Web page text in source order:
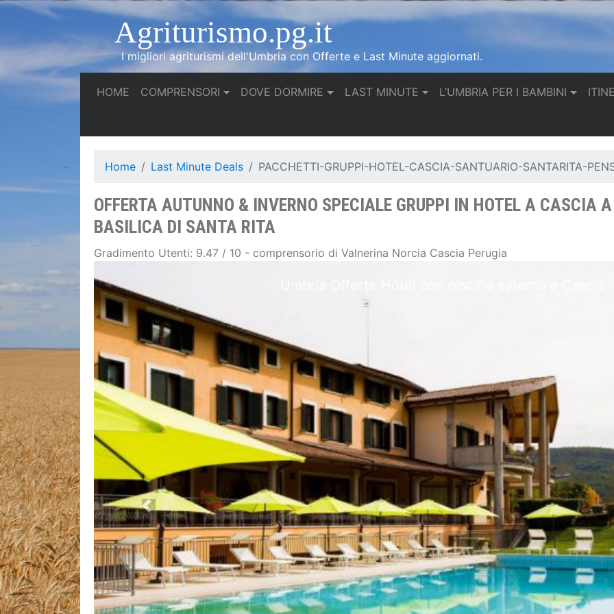
Agriturismo.pg.it
I migliori agriturismi dell'Umbria con Offerte e Last Minute aggiornati.
HOME (current)
COMPRENSORI DOVE DORMIRE LAST MINUTE L’UMBRIA PER I BAMBINI
Home Last Minute Deals PACCHETTI-GRUPPI-HOTEL-CASCIA-SANTUARIO-SANTARITA-
OFFERTA AUTUNNO & INVERNO SPECIALE GRUPPI IN HOTEL A CASCIA
BASILICA DI SANTA RITA
Gradimento Utenti: 9.47 / 10 - comprensorio di Valnerina Norcia Cascia Perugia
Previous